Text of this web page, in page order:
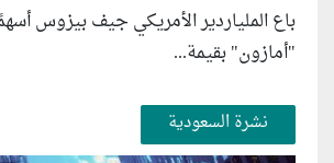
باع الملياردير الأمريكي جيف بيزوس
"أمازون" بقيمة...
نشرة السعودية